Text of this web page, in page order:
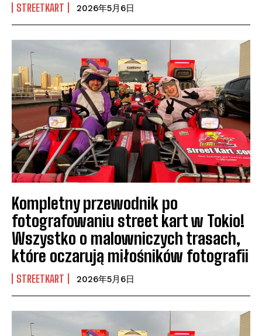
STREETKART 2026年5月6日
Kompletny przewodnik po
fotografowaniu street kart w Tokio!
Wszystko o malowniczych trasach,
które oczarują miłośników fotografii
STREETKART 2026年5月6日